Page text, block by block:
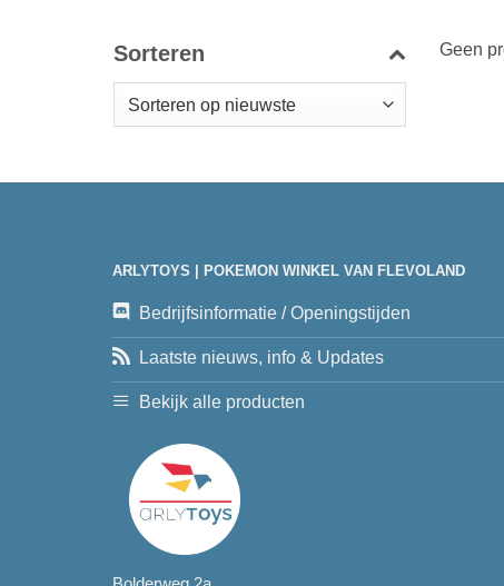
Sorteren Geen
ARLYTOYS | POKEMON WINKEL VAN FLEVOLAND
Bedrijfsinformatie / Openingstijden
Laatste nieuws, info & Updates
Bekijk alle producten